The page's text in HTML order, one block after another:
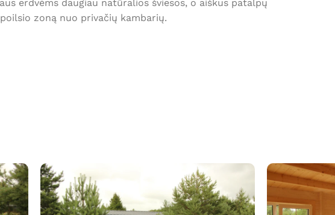
erdvėms daugiau natūralios šviesos, o aiškus patalpų
zoną nuo privačių kambarių.